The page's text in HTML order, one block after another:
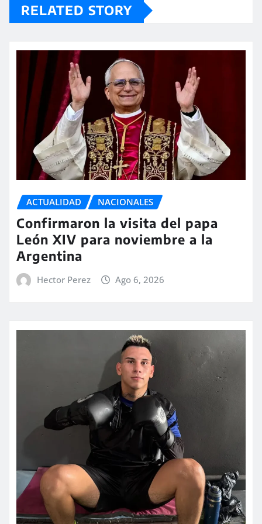
RELATED STORY
ACTUALIDAD NACIONALES
Confirmaron la visita del papa
León XIV para noviembre a la
Argentina
Hector Perez Ago 6, 2026